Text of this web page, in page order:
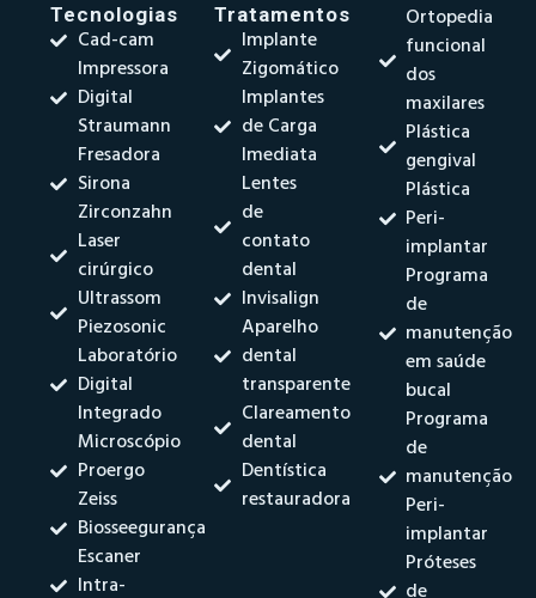
Tecnologias
Cad-cam
Impressora
Digital
Straumann
Fresadora
Sirona
Zirconzahn
Laser
cirúrgico
Ultrassom
Piezosonic
Laboratório
Digital
Integrado
Microscópio
Proergo
Zeiss
Biosseegurança
Escaner
Intra-
Tratamentos
Implante
Zigomático
Implantes
de Carga
Imediata
Lentes
de
contato
dental
Invisalign
Aparelho
dental
transparente
Clareamento
dental
Dentística
restauradora
Ortopedia
funcional
dos
maxilares
Plástica
gengival
Plástica
Peri-
implantar
Programa
de
manutenção
em saúde
bucal
Programa
de
manutenção
Peri-
implantar
Próteses
de